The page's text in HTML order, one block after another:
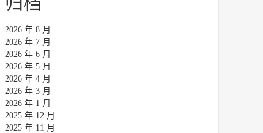
2026 年 8 月
2026 年 7 月
2026 年 6 月
2026 年 5 月
2026 年 4 月
2026 年 3 月
2026 年 1 月
2025 年 12 月
2025 年 11 月